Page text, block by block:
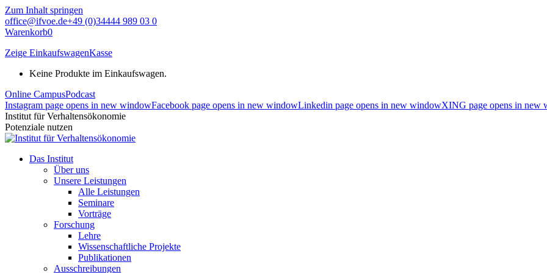
Zum Inhalt springen
office@ifvoe.de+49 (0)34444 989 03 0
Warenkorb0
Zeige EinkaufswagenKasse
Keine Produkte im Einkaufswagen.
Online CampusPodcast
Instagram page opens in new windowFacebook page opens in new windowLinkedin page opens in new windowXING page opens in new
Institut für Verhaltensökonomie
Potenziale nutzen
Das Institut
Über uns
Unsere Leistungen
Alle Leistungen
Seminare
Vorträge
Forschung
Lehre
Wissenschaftliche Projekte
Publikationen
Ausschreibungen